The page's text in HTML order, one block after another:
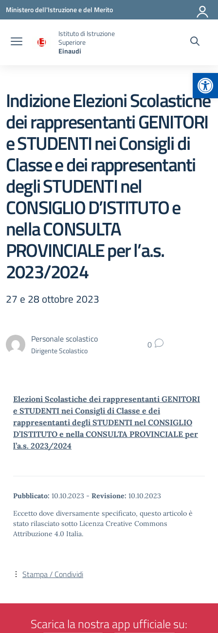
Vai ai contenuti
Vai al menu di navigazione
Vai al footer
Ministero dell'Istruzione e del Merito
Istituto di Istruzione
Superiore
Einaudi
Indizione Elezioni Scolastiche
dei rappresentanti GENITORI
e STUDENTI nei Consigli di
Classe e dei rappresentanti
degli STUDENTI nel
CONSIGLIO D’ISTITUTO e
nella CONSULTA
PROVINCIALE per l’a.s.
2023/2024
27 e 28 ottobre 2023
Personale scolastico
Dirigente Scolastico 0
Elezioni Scolastiche dei rappresentanti GENITORI
e STUDENTI nei Consigli di Classe e dei
rappresentanti degli STUDENTI nel CONSIGLIO
D’ISTITUTO e nella CONSULTA PROVINCIALE per
l’a.s. 2023/2024
Pubblicato: 10.10.2023 - Revisione: 10.10.2023
Eccetto dove diversamente specificato, questo articolo è
stato rilasciato sotto Licenza Creative Commons
Attribuzione 4.0 Italia.
Stampa / Condividi
Scarica la nostra app ufficiale su: